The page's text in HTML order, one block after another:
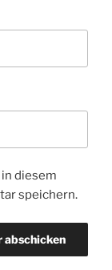
diesem
speichern.